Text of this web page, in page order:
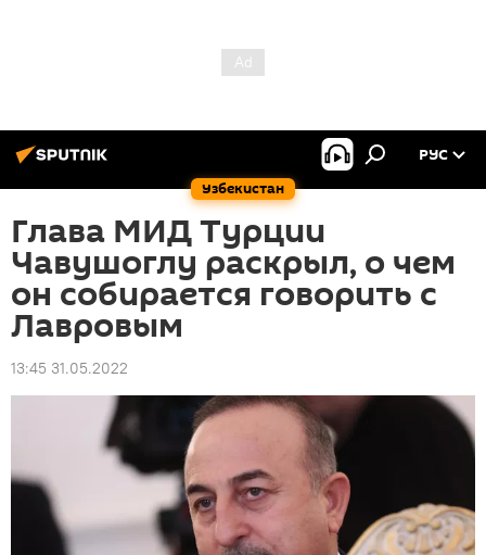
Узбекистан
РУС
Глава МИД Турции
Чавушоглу раскрыл, о чем
он собирается говорить с
Лавровым
13:45 31.05.2022